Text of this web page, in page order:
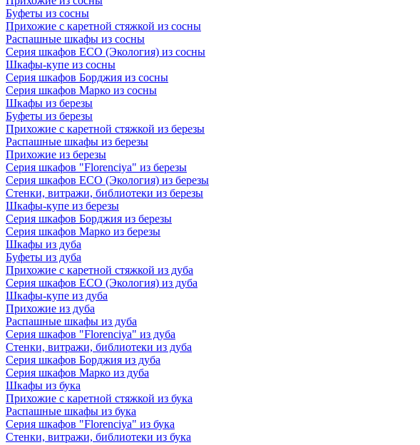
Буфеты из сосны
Прихожие с каретной стяжкой из сосны
Распашные шкафы из сосны
Серия шкафов ECO (Экология) из сосны
Шкафы-купе из сосны
Серия шкафов Борджия из сосны
Серия шкафов Марко из сосны
Шкафы из березы
Буфеты из березы
Прихожие с каретной стяжкой из березы
Распашные шкафы из березы
Прихожие из березы
Серия шкафов "Florenciya" из березы
Серия шкафов ECO (Экология) из березы
Стенки, витражи, библиотеки из березы
Шкафы-купе из березы
Серия шкафов Борджия из березы
Серия шкафов Марко из березы
Шкафы из дуба
Буфеты из дуба
Прихожие с каретной стяжкой из дуба
Серия шкафов ECO (Экология) из дуба
Шкафы-купе из дуба
Прихожие из дуба
Распашные шкафы из дуба
Серия шкафов "Florenciya" из дуба
Стенки, витражи, библиотеки из дуба
Серия шкафов Борджия из дуба
Серия шкафов Марко из дуба
Шкафы из бука
Прихожие с каретной стяжкой из бука
Распашные шкафы из бука
Серия шкафов "Florenciya" из бука
Стенки, витражи, библиотеки из бука